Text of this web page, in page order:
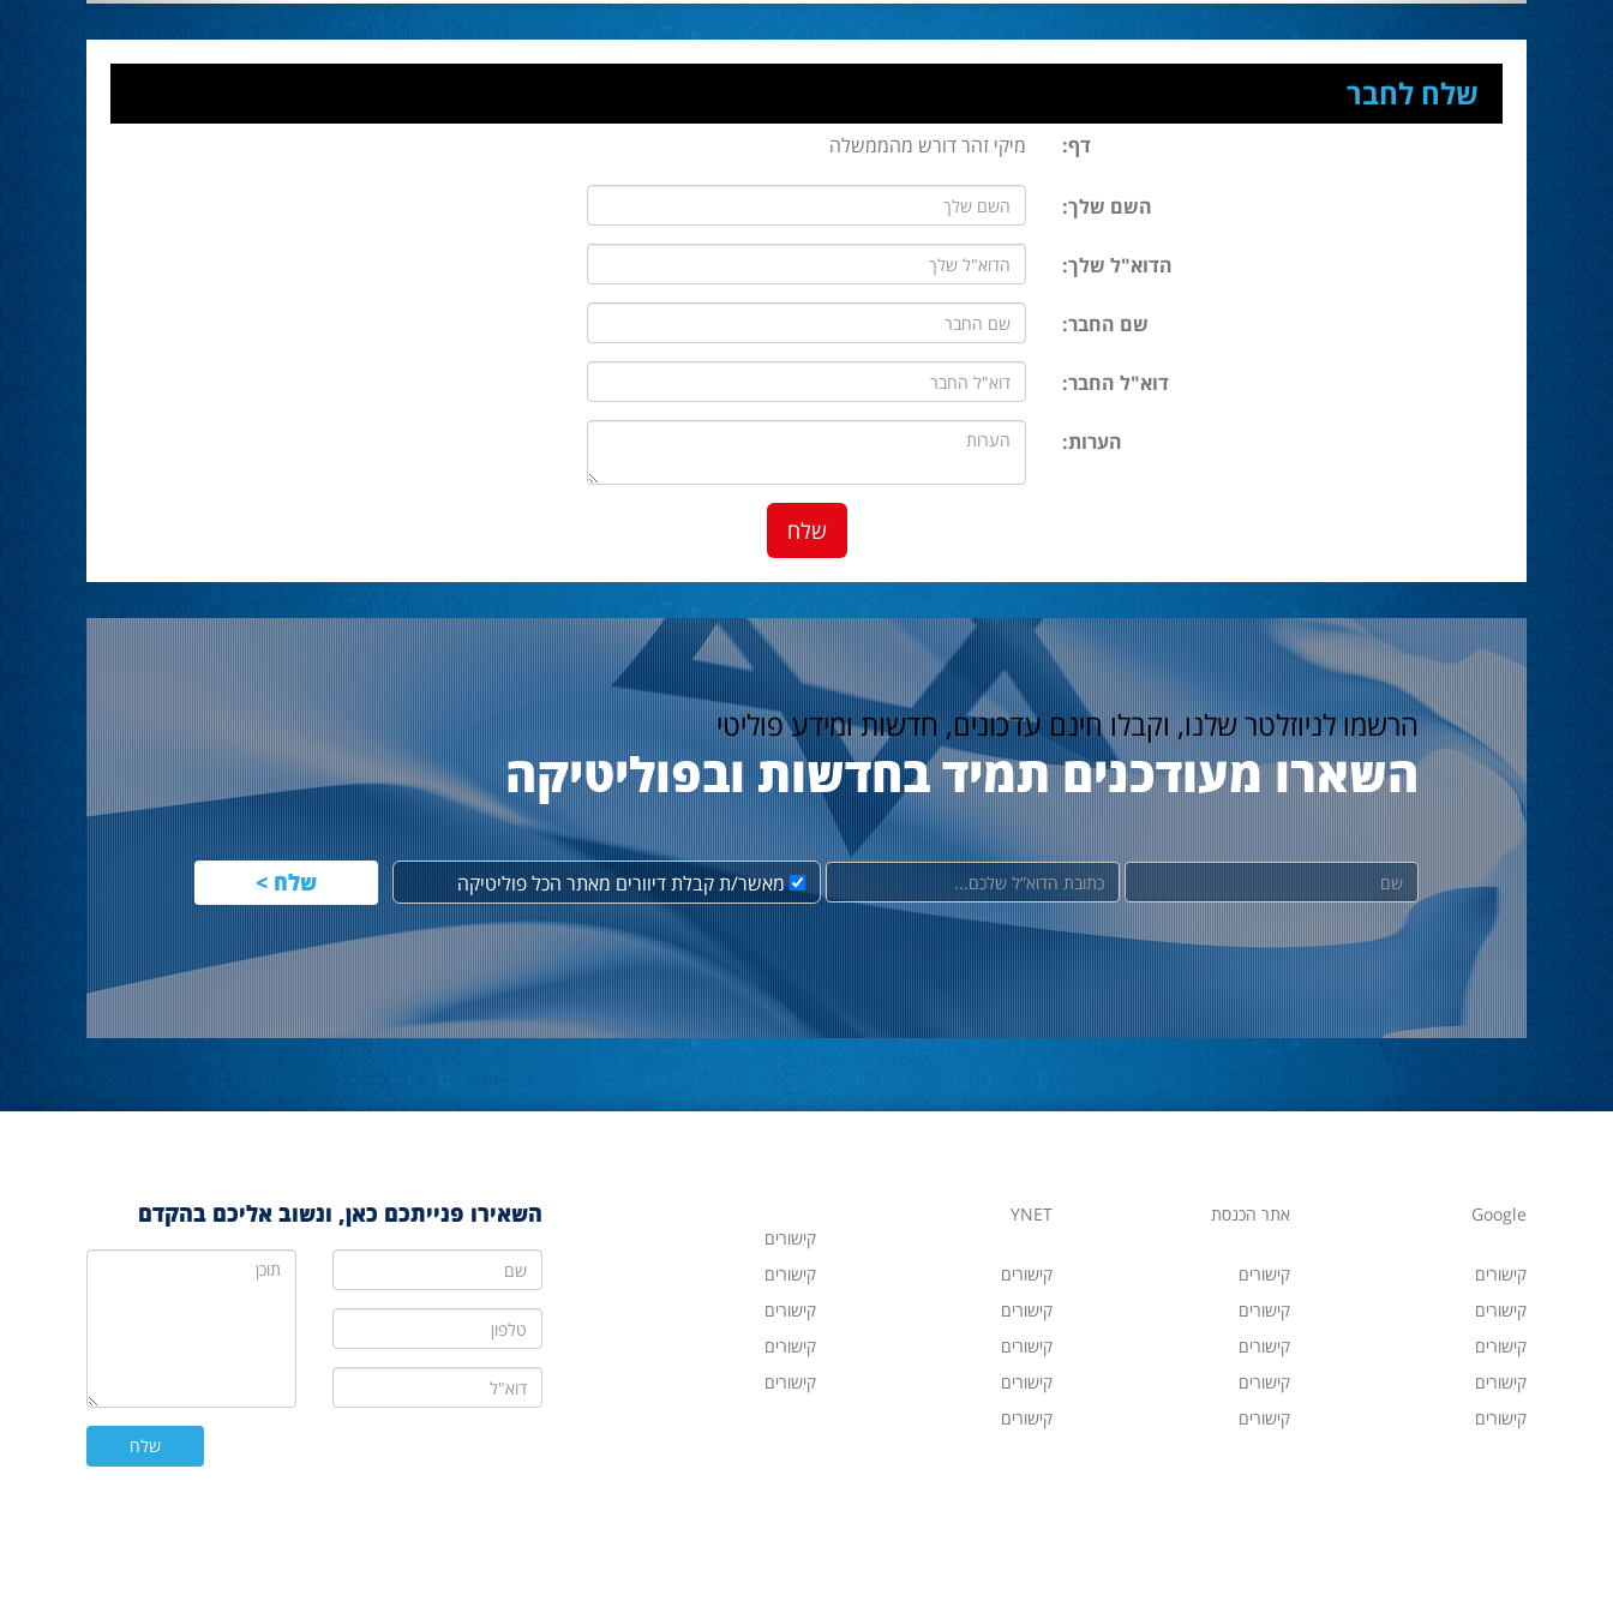
שלח לחבר
דף: מיקי זהר דורש מהממשלה
השם שלך:
הדוא"ל שלך:
שם החבר:
דוא"ל החבר:
הערות:
הרשמו לניוזלטר שלנו, וקבלו חינם עדכונים, חדשות ומידע פוליטי
השארו מעודכנים תמיד בחדשות ובפוליטיקה
שם דוא"ל מאשר/ת קבלת דיוורים מאתר הכל פוליטיקה
Google אתר הכנסת YNET
קישורים קישורים קישורים
קישורים קישורים קישורים קישורים
קישורים קישורים קישורים קישורים
קישורים קישורים קישורים קישורים
קישורים קישורים קישורים קישורים
קישורים
השאירו פנייתכם כאן, ונשוב אליכם בהקדם
שם
טלפון
דוא"ל
תוכן